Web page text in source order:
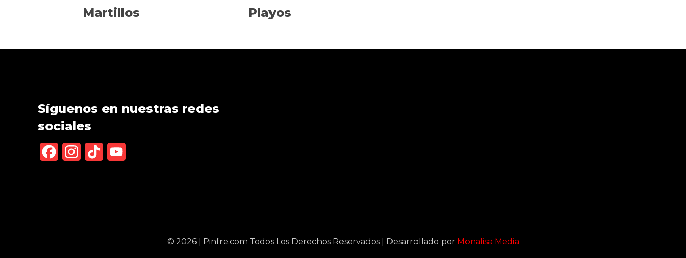
Martillos Playos
Síguenos en nuestras redes
sociales
FacebookInstagram
TikTok
© 2026 | Pinfre.com Todos Los Derechos Reservados | Desarrollado por Monalisa Media